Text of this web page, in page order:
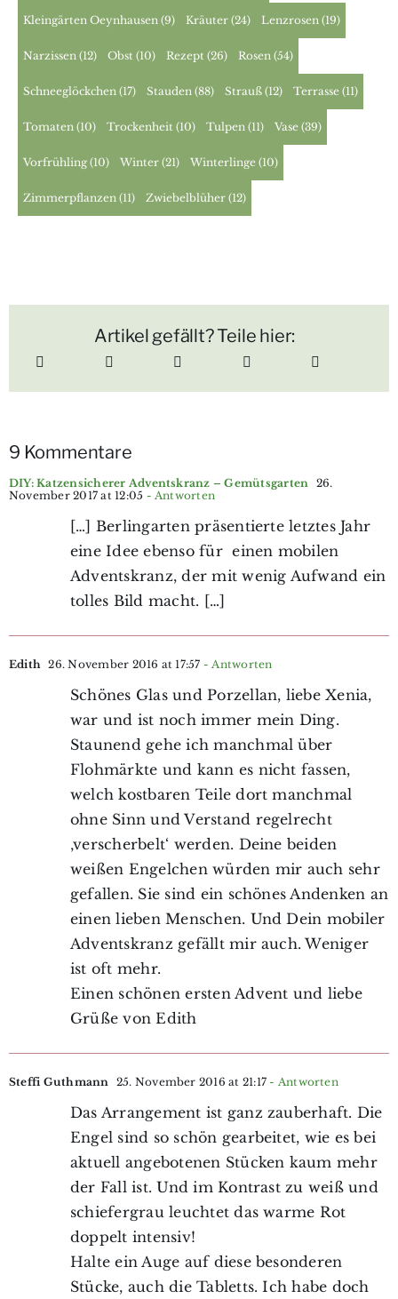
Kleingärten Oeynhausen (9) Kräuter (24) Lenzrosen (19)
Narzissen (12) Obst (10) Rezept (26) Rosen (54)
Schneeglöckchen (17) Stauden (88) Strauß (12) Terrasse (11)
Tomaten (10) Trockenheit (10) Tulpen (11) Vase (39)
Vorfrühling (10) Winter (21) Winterlinge (10)
Zimmerpflanzen (11) Zwiebelblüher (12)
Artikel gefällt? Teile hier:
9 Kommentare
DIY: Katzensicherer Adventskranz – Gemütsgarten 26.
November 2017 at 12:05 - Antworten
[…] Berlingarten präsentierte letztes Jahr
eine Idee ebenso für einen mobilen
Adventskranz, der mit wenig Aufwand ein
tolles Bild macht. […]
Edith 26. November 2016 at 17:57 - Antworten
Schönes Glas und Porzellan, liebe Xenia,
war und ist noch immer mein Ding.
Staunend gehe ich manchmal über
Flohmärkte und kann es nicht fassen,
welch kostbaren Teile dort manchmal
ohne Sinn und Verstand regelrecht
‚verscherbelt‘ werden. Deine beiden
weißen Engelchen würden mir auch sehr
gefallen. Sie sind ein schönes Andenken an
einen lieben Menschen. Und Dein mobiler
Adventskranz gefällt mir auch. Weniger
ist oft mehr.
Einen schönen ersten Advent und liebe
Grüße von Edith
Steffi Guthmann 25. November 2016 at 21:17 - Antworten
Das Arrangement ist ganz zauberhaft. Die
Engel sind so schön gearbeitet, wie es bei
aktuell angebotenen Stücken kaum mehr
der Fall ist. Und im Kontrast zu weiß und
schiefergrau leuchtet das warme Rot
doppelt intensiv!
Halte ein Auge auf diese besonderen
Stücke, auch die Tabletts. Ich habe doch